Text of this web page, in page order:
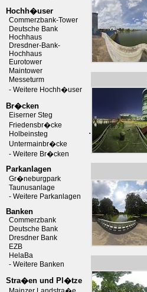
Hochh�user
Commerzbank-Tower
Deutsche Bank
Hochhaus
Dresdner-Bank-
Hochhaus
Eurotower
Maintower
Messeturm
- Weitere Hochh�user
Br�cken
Eiserner Steg
Friedensbr�cke
Holbeinsteg
Untermainbr�cke
- Weitere Br�cken
Parkanlagen
Gr�neburgpark
Taunusanlage
- Weitere Parkanlagen
Banken
Commerzbank
Deutsche Bank
Dresdner Bank
EZB
HelaBa
- Weitere Banken
Stra�en und Pl�tze
.